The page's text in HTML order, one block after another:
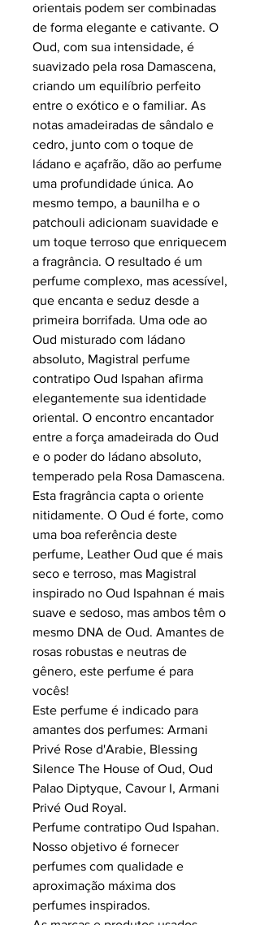
orientais podem ser combinadas
de forma elegante e cativante. O
Oud, com sua intensidade, é
suavizado pela rosa Damascena,
criando um equilíbrio perfeito
entre o exótico e o familiar. As
notas amadeiradas de sândalo e
cedro, junto com o toque de
ládano e açafrão, dão ao perfume
uma profundidade única. Ao
mesmo tempo, a baunilha e o
patchouli adicionam suavidade e
um toque terroso que enriquecem
a fragrância. O resultado é um
perfume complexo, mas acessível,
que encanta e seduz desde a
primeira borrifada. Uma ode ao
Oud misturado com ládano
absoluto, Magistral perfume
contratipo Oud Ispahan afirma
elegantemente sua identidade
oriental. O encontro encantador
entre a força amadeirada do Oud
e o poder do ládano absoluto,
temperado pela Rosa Damascena.
Esta fragrância capta o oriente
nitidamente. O Oud é forte, como
uma boa referência deste
perfume, Leather Oud que é mais
seco e terroso, mas Magistral
inspirado no Oud Ispahnan é mais
suave e sedoso, mas ambos têm o
mesmo DNA de Oud. Amantes de
rosas robustas e neutras de
gênero, este perfume é para
vocês!
Este perfume é indicado para
amantes dos perfumes: Armani
Privé Rose d'Arabie, Blessing
Silence The House of Oud, Oud
Palao Diptyque, Cavour I, Armani
Privé Oud Royal.
Perfume contratipo Oud Ispahan.
Nosso objetivo é fornecer
perfumes com qualidade e
aproximação máxima dos
perfumes inspirados.